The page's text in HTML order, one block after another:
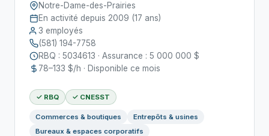
Notre-Dame-des-Prairies
En activité depuis 2009 (17 ans)
3 employés
(581) 194-7758
RBQ : 5034613 · Assurance : 5 000 000 $
78–133 $/h · Disponible ce mois
✓ RBQ ✓ CNESST
Commerces & boutiques
Entrepôts & usines
Bureaux & espaces corporatifs